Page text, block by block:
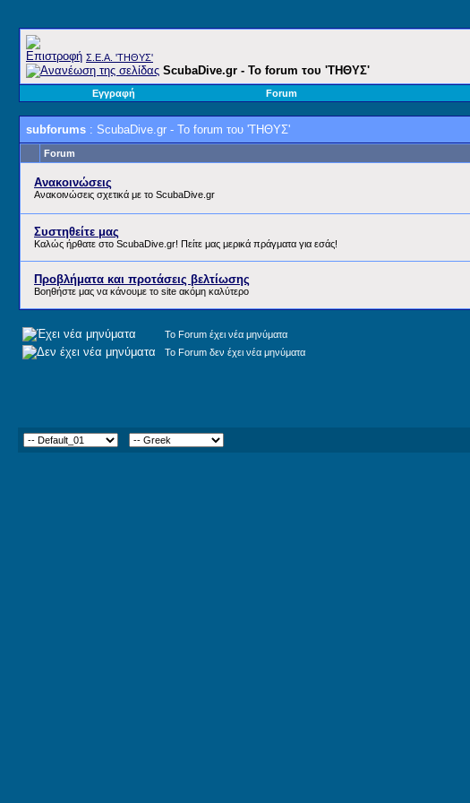
Σ.E.A. 'ΤΗΘΥΣ'
ScubaDive.gr - Το forum του 'ΤΗΘΥΣ'
Εγγραφή Forum
subforums : ScubaDive.gr - Το forum του 'ΤΗΘΥΣ'
Forum
Ανακοινώσεις
Ανακοινώσεις σχετικά με το ScubaDive.gr
Συστηθείτε μας
Καλώς ήρθατε στο ScubaDive.gr! Πείτε μας μερικά πράγματα για εσάς!
Προβλήματα και προτάσεις βελτίωσης
Βοηθήστε μας να κάνουμε το site ακόμη καλύτερο
Το Forum έχει νέα μηνύματα
Το Forum δεν έχει νέα μηνύματα